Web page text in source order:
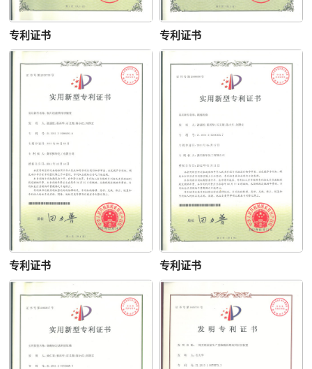
专利证书 专利证书
专利证书 专利证书